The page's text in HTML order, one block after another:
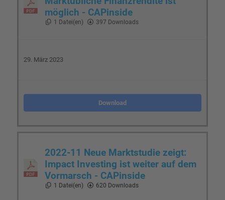
möglich - CAPinside
1 Datei(en) 397 Downloads
29. März 2023
Download
2022-11 Neue Marktstudie zeigt:
Impact Investing ist weiter auf dem
Vormarsch - CAPinside
1 Datei(en) 620 Downloads